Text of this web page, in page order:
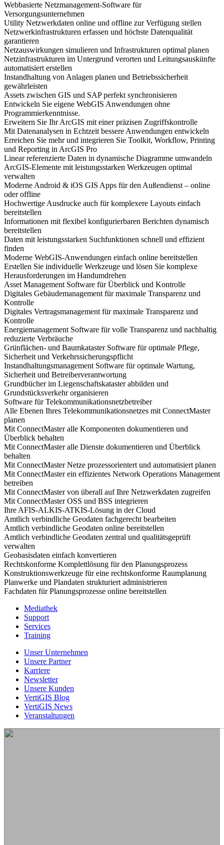
Webbasierte Netzmanagement-Software für
Versorgungsunternehmen
Utility Netzwerkdaten online und offline zur Verfügung stellen
Netzwerkinfrastrukturen erfassen und höchste Datenqualität
garantieren
Netzauswirkungen simulieren und Infrastrukturen optimal planen
Netzinfrastrukturen im Untergrund verorten und Leitungsauskünfte
automatisiert erstellen
Instandhaltung von Anlagen planen und Betriebssicherheit
gewährleisten
Assets zwischen GIS und SAP perfekt synchronisieren
Entwickeln Sie eigene WebGIS Anwendungen ohne
Programmierkenntnisse.
Erweitern Sie Ihr ArcGIS mit einer präzisen Zugriffskontrolle
Mit Datenanalysen in Echtzeit bessere Anwendungen entwickeln
Erreichen Sie mehr und integrieren Sie Toolkit, Workflow, Printing
und Reporting in ArcGIS Pro
Linear referenzierte Daten in dynamische Diagramme umwandeln
ArcGIS-Elemente mit leistungsstarken Werkzeugen optimal
verwalten
Moderne Android & iOS GIS Apps für den Außendienst – online
oder offline
Hochwertige Ausdrucke auch für komplexere Layouts einfach
bereitstellen
Informationen mit flexibel konfigurierbaren Berichten dynamisch
bereitstellen
Daten mit leistungsstarken Suchfunktionen schnell und effizient
finden
Moderne WebGIS-Anwendungen einfach online bereitstellen
Erstellen Sie individuelle Werkzeuge und lösen Sie komplexe
Herausforderungen im Handumdrehen
Asset Management Software für Überblick und Kontrolle
Digitales Gebäudemanagement für maximale Transparenz und
Kontrolle
Digitales Vertragsmanagement für maximale Transparenz und
Kontrolle
Energiemanagement Software für volle Transparenz und nachhaltig
reduzierte Verbräuche
Grünflächen- und Baumkataster Software für optimale Pflege,
Sicherheit und Verkehrssicherungspflicht
Instandhaltungsmanagement Software für optimale Wartung,
Sicherheit und Betreiberverantwortung
Grundbücher im Liegenschaftskataster abbilden und
Grundstücksverkehr organisieren
Software für Telekommunikationsnetzbetreiber
Alle Ebenen Ihres Telekommunikationsnetzes mit ConnectMaster
planen
Mit ConnectMaster alle Komponenten dokumentieren und
Überblick behalten
Mit ConnectMaster alle Dienste dokumentieren und Überblick
behalten
Mit ConnectMaster Netze prozessorientert und automatisiert planen
Mit ConnectMaster ein effizientes Network Operations Management
betreiben
Mit ConnectMaster von überall auf Ihre Netzwerkdaten zugreifen
Mit ConnectMaster OSS und BSS integrieren
Ihre AFIS-ALKIS-ATKIS-Lösung in der Cloud
Amtlich verbindliche Geodaten fachgerecht bearbeiten
Amtlich verbindliche Geodaten online bereitstellen
Amtlich verbindliche Geodaten zentral und qualitätsgeprüft
verwalten
Geobasisdaten einfach konvertieren
Rechtskonforme Komplettlösung für den Planungsprozess
Konstruktionswerkzeuge für eine rechtskonforme Raumplanung
Planwerke und Plandaten strukturiert administrieren
Fachdaten für Planungsprozesse online bereitstellen
Mediathek
Support
Services
Training
Unser Unternehmen
Unsere Partner
Karriere
Newsletter
Unsere Kunden
VertiGIS Blog
VertiGIS News
Veranstaltungen